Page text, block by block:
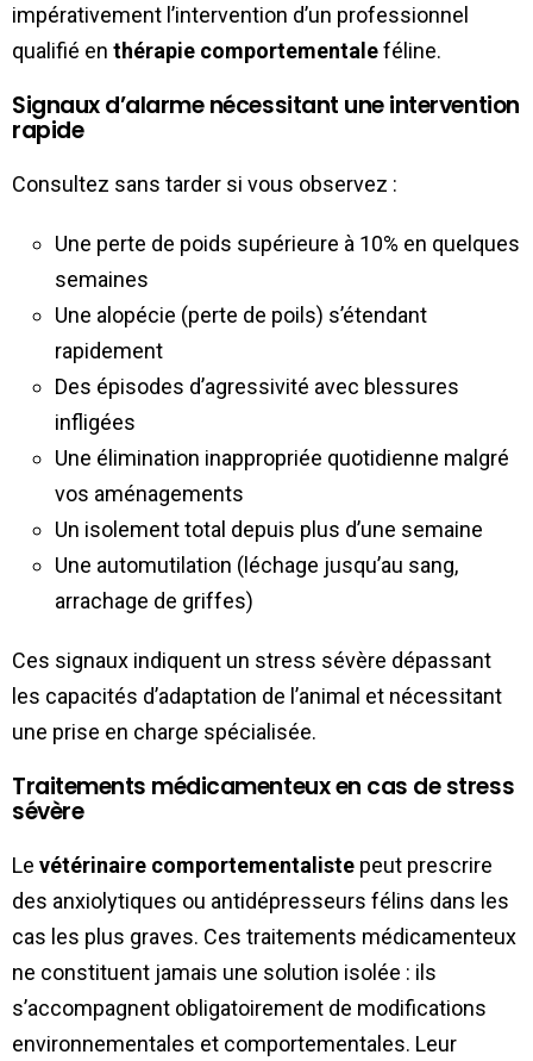
impérativement l’intervention d’un professionnel
qualifié en thérapie comportementaleféline.
Signaux d’alarme nécessitant une intervention
rapide
Consultez sans tarder si vous observez :
Une perte de poids supérieure à 10% en quelques
semaines
Une alopécie (perte de poils) s’étendant
rapidement
Des épisodes d’agressivité avec blessures
infligées
Une élimination inappropriée quotidienne malgré
vos aménagements
Un isolement total depuis plus d’une semaine
Une automutilation (léchage jusqu’au sang,
arrachage de griffes)
Ces signaux indiquent un stress sévère dépassant
les capacités d’adaptation de l’animal et nécessitant
une prise en charge spécialisée.
Traitements médicamenteux en cas de stress
sévère
Le vétérinaire comportementaliste peut prescrire
des anxiolytiques ou antidépresseurs félins dans les
cas les plus graves. Ces traitements médicamenteux
ne constituent jamais une solution isolée : ils
s’accompagnent obligatoirement de modifications
environnementales et comportementales. Leur